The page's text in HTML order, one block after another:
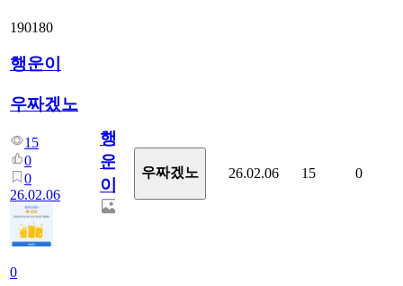
190180
행운이
우짜겠노
15
0
0
26.02.06
0
행
운
이
우짜겠노 26.02.06 15 0